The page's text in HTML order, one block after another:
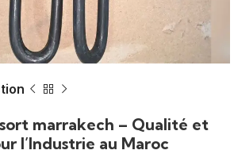
marrakech – Qualité et
l’Industrie au Maroc